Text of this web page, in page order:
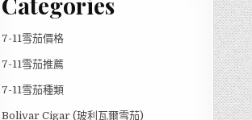
7-11雪茄價格
7-11雪茄推薦
7-11雪茄種類
Bolivar Cigar (玻利瓦爾雪茄)